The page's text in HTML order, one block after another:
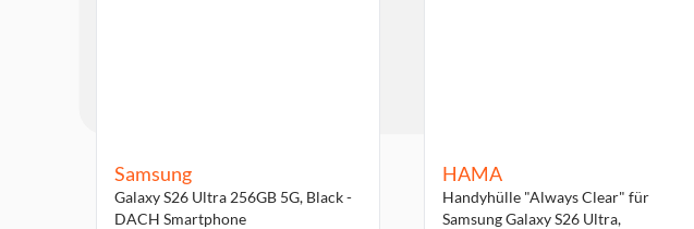
Samsung
Galaxy S26 Ultra 256GB 5G, Black -
DACH Smartphone
HAMA
Handyhülle "Always Clear" für
Samsung Galaxy S26 Ultra,